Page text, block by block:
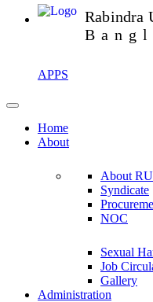
Rabindra
APPS
Home
About
About
Syndicate
NOC
Sexual
Job
Gallery
Administration